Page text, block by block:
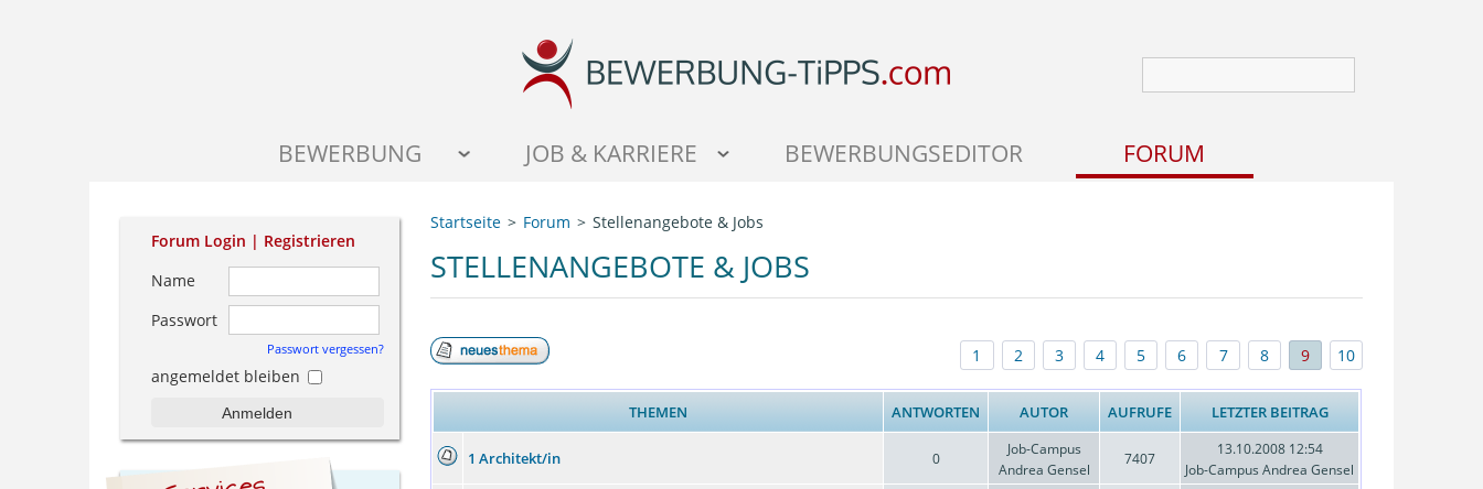
BEWERBUNG JOB & KARRIERE BEWERBUNGSEDITOR FORUM
Startseite Forum Stellenangebote & Jobs
STELLENANGEBOTE & JOBS
1 2 3 4 5 6 7 8 9 10
THEMEN ANTWORTEN AUTOR AUFRUFE LETZTER BEITRAG
1 Architekt/in 0
Job-Campus
Andrea Gensel
7407
13.10.2008 12:54
Job-Campus Andrea Gensel
Forum Login | Registrieren
Name
Passwort
Passwort vergessen?
angemeldet bleiben
Anmelden